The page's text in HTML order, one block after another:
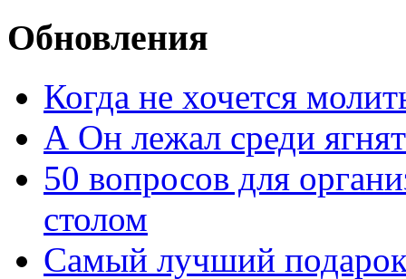
Обновления
Когда не хочется
А Он лежал среди ягнят
50 вопросов для
столом
Самый лучший